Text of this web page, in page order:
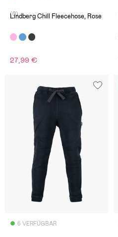
(0)
Lindberg Chill Fleecehose, Rose
27,99 €
6 VERFÜGBAR